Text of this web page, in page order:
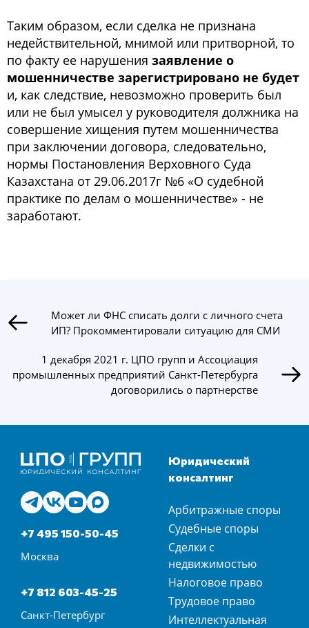
Таким образом, если сделка не признана
недействительной, мнимой или притворной, то
по факту ее нарушения заявление о
мошенничестве зарегистрировано не будет
и, как следствие, невозможно проверить был
или не был умысел у руководителя должника на
совершение хищения путем мошенничества
при заключении договора, следовательно,
нормы Постановления Верховного Суда
Казахстана от 29.06.2017г №6 «О судебной
практике по делам о мошенничестве» - не
заработают.
Может ли ФНС списать долги с личного счета
ИП? Прокомментировали ситуацию для СМИ
1 декабря 2021 г. ЦПО групп и Ассоциация
промышленных предприятий Санкт-Петербурга
договорились о партнерстве
+7 495 150-50-45
Москва
+7 812 603-45-25
Санкт-Петербург
Юридический
консалтинг
Арбитражные споры
Судебные споры
Сделки с
недвижимостью
Налоговое право
Трудовое право
Интеллектуальная